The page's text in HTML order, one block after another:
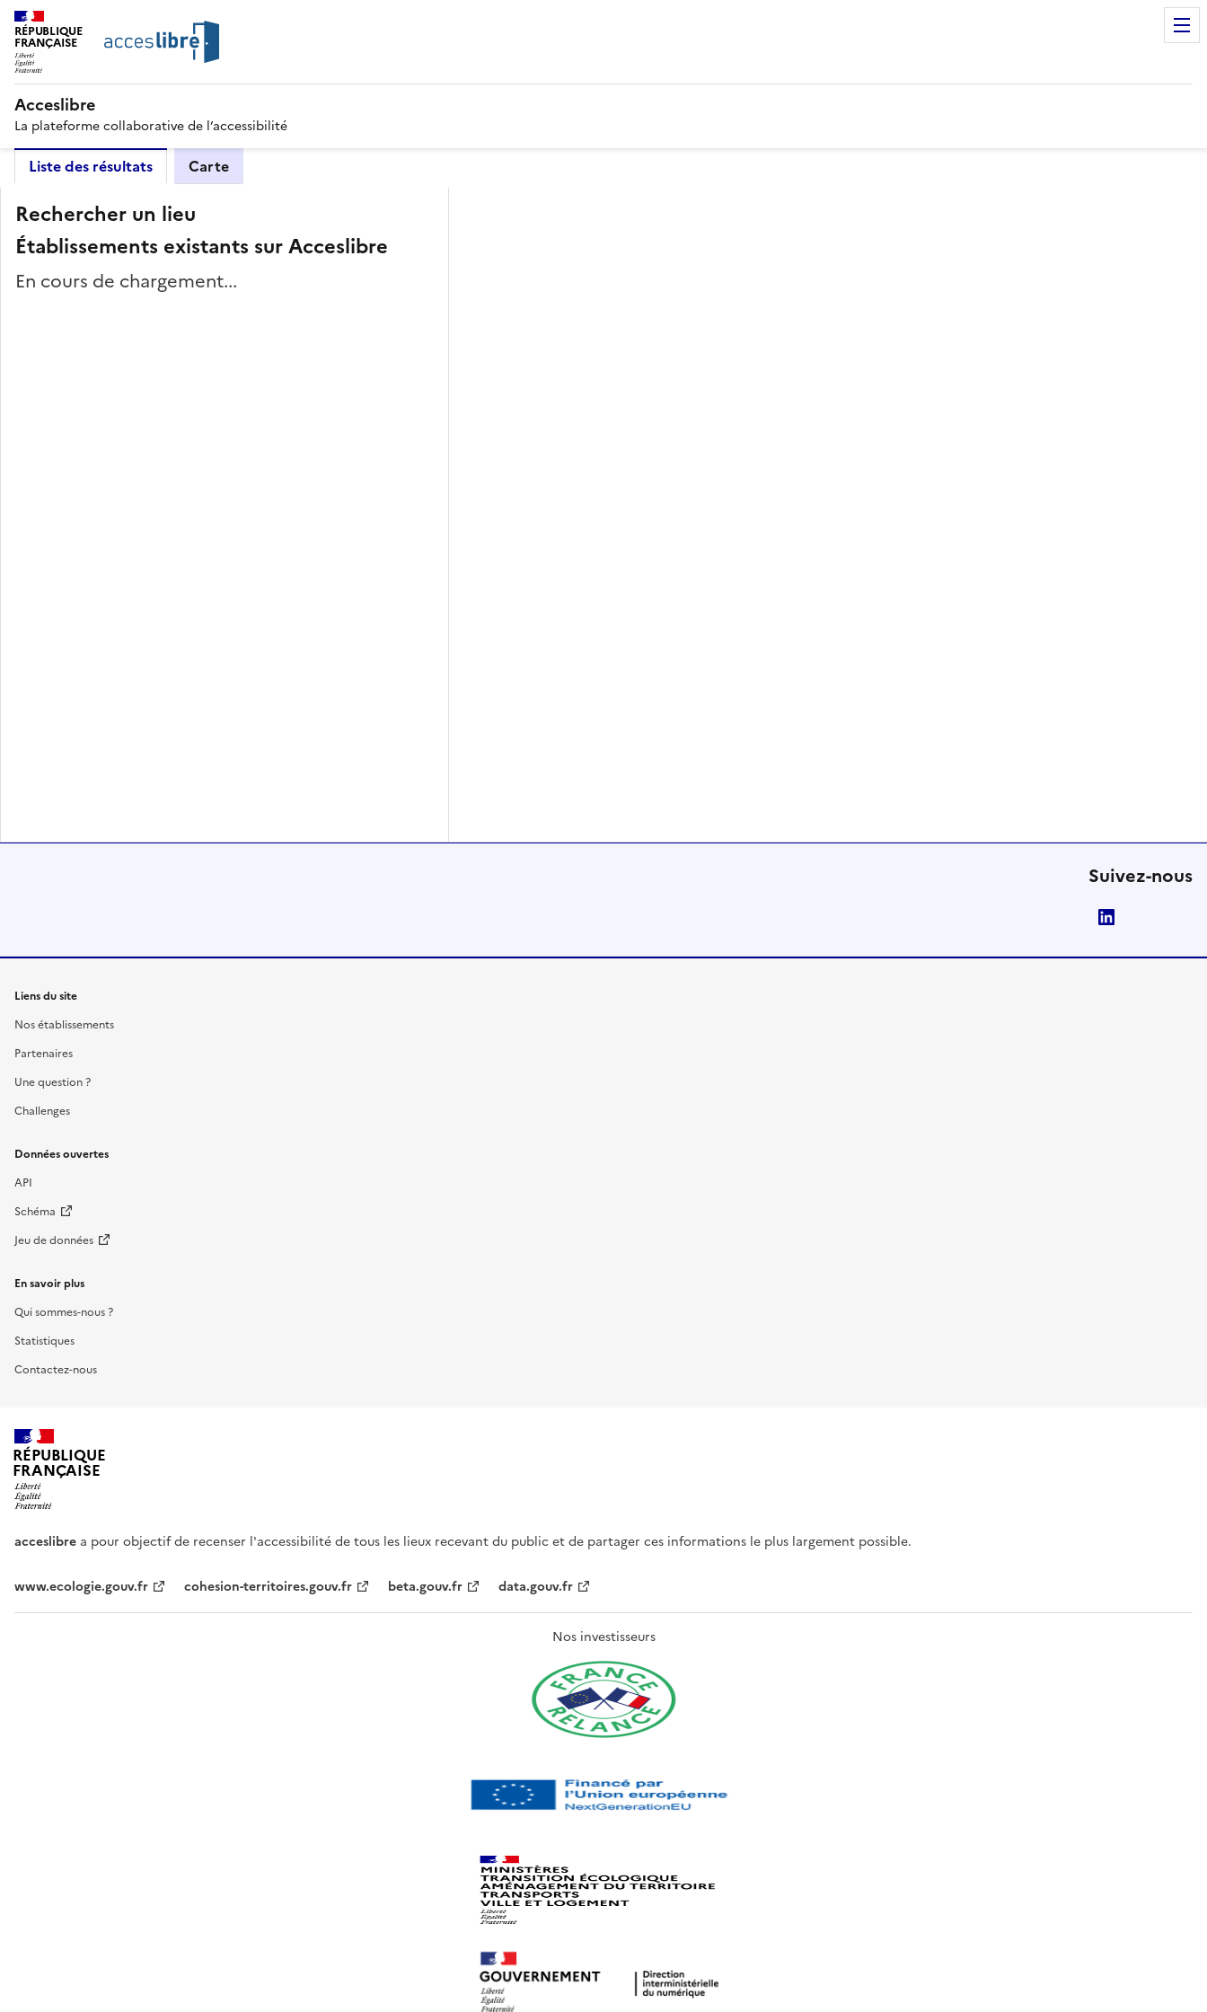
RÉPUBLIQUE
FRANÇAISE
Acceslibre
La plateforme collaborative de l’accessibilité
Liste des résultats Carte
Rechercher un lieu
Établissements existants sur Acceslibre
En cours de chargement...
Suivez-nous
Liens du site
Nos établissements
Partenaires
Une question ?
Challenges
Données ouvertes
API
Schéma
Jeu de données
En savoir plus
Qui sommes-nous ?
Statistiques
Contactez-nous
RÉPUBLIQUE
FRANÇAISE
acceslibre a pour objectif de recenser l'accessibilité de tous les lieux recevant du public et de partager ces informations le plus largement possible.
www.ecologie.gouv.fr cohesion-territoires.gouv.fr beta.gouv.fr data.gouv.fr
Nos investisseurs